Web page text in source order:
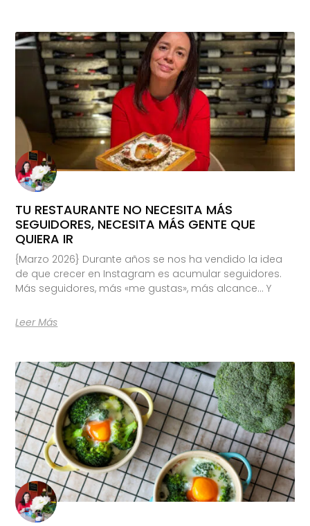
TU RESTAURANTE NO NECESITA MÁS
SEGUIDORES, NECESITA MÁS GENTE QUE
QUIERA IR
{Marzo 2026} Durante años se nos ha vendido la idea
de que crecer en Instagram es acumular seguidores.
Más seguidores, más «me gustas», más alcance… Y
Leer Más